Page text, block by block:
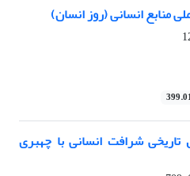
منابع انسانی (روز انسان)
شرافت انسانی با چهبری